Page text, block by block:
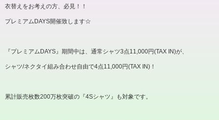
衣替えをお考えの方、必見！！
プレミアム DAYS開催致します☆
『プレミアム DAYS』期間中は、通常シャツ3点11,000円(TAX IN)が、
シャツ/ネクタイ組み合わせ自由で4点11,000円(TAX IN) ！
累計販売枚数200万枚突破の『4Sシャツ』も対象です。